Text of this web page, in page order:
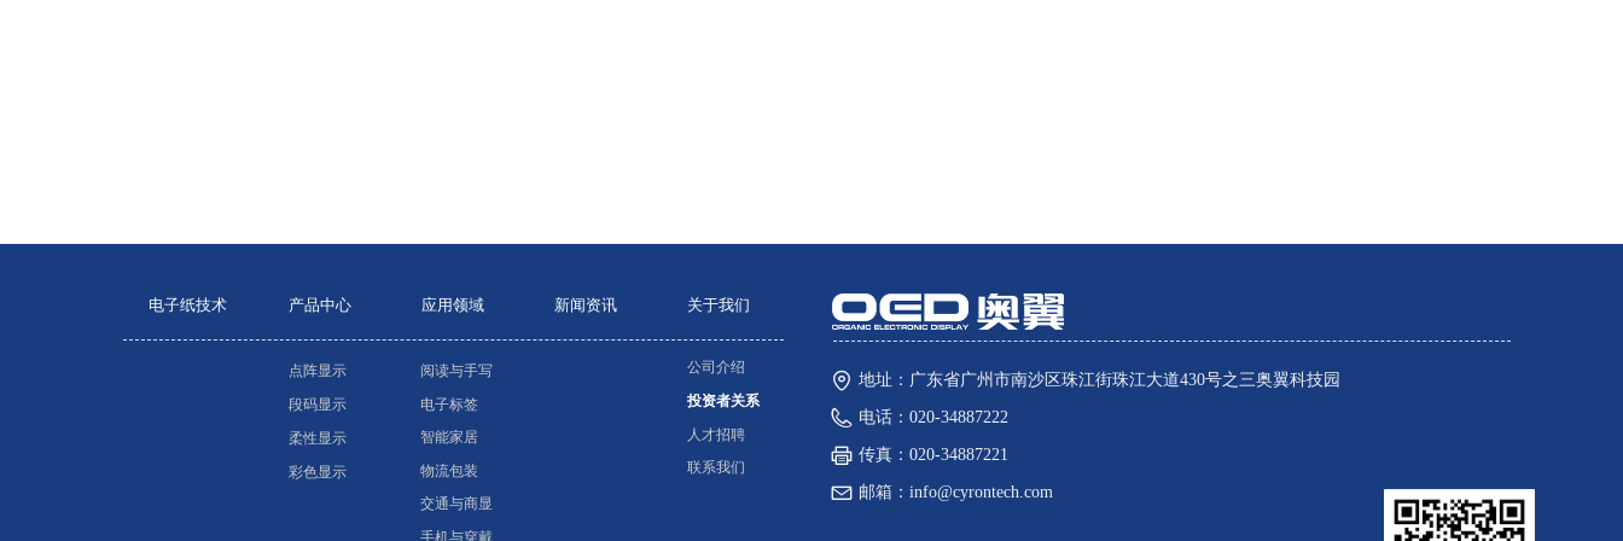
电子纸技术 产品中心 应用领域 新闻资讯 关于我们
公司介绍
投资者关系
人才招聘
联系我们
点阵显示
段码显示
柔性显示
彩色显示
阅读与手写
电子标签
智能家居
物流包装
交通与商显
手机与穿戴
地址： 广东省广州市南沙区珠江街珠江大道430号之三奥翼科技园
电话： 020-34887222
传真： 020-34887221
邮箱： info@cyrontech.com